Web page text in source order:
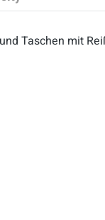
Taschen mit